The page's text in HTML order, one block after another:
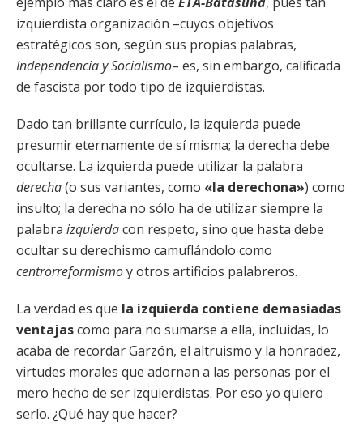
izquierdista organización –cuyos objetivos
estratégicos son, según sus propias palabras,
Independencia y Socialismo– es, sin embargo, calificada
de fascista por todo tipo de izquierdistas.
Dado tan brillante currículo, la izquierda puede
presumir eternamente de sí misma; la derecha debe
ocultarse. La izquierda puede utilizar la palabra
derecha(o sus variantes, como «la derechona») como
insulto; la derecha no sólo ha de utilizar siempre la
palabra izquierdacon respeto, sino que hasta debe
ocultar su derechismo camuflándolo como
centrorreformismoy otros artificios palabreros.
La verdad es que la izquierda contiene demasiadas
ventajascomo para no sumarse a ella, incluidas, lo
acaba de recordar Garzón, el altruismo y la honradez,
virtudes morales que adornan a las personas por el
mero hecho de ser izquierdistas. Por eso yo quiero
serlo. ¿Qué hay que hacer?